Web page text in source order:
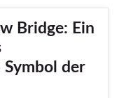
Bridge: Ein
der